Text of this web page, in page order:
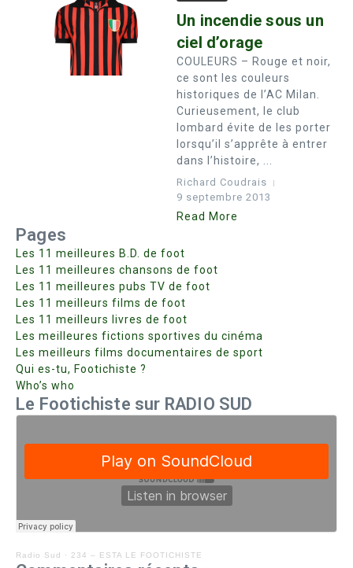
Un incendie sous un
ciel d’orage
COULEURS – Rouge et noir,
ce sont les couleurs
historiques de l’AC Milan.
Curieusement, le club
lombard évite de les porter
lorsqu’il s’apprête à entrer
dans l’histoire, ...
Richard Coudrais
9 septembre 2013
Read More
Pages
Les 11 meilleures B.D. de foot
Les 11 meilleures chansons de foot
Les 11 meilleures pubs TV de foot
Les 11 meilleurs films de foot
Les 11 meilleurs livres de foot
Les meilleures fictions sportives du cinéma
Les meilleurs films documentaires de sport
Qui es-tu, Footichiste ?
Who’s who
Le Footichiste sur RADIO SUD
Radio Sud · 234 – ESTA LE FOOTICHISTE